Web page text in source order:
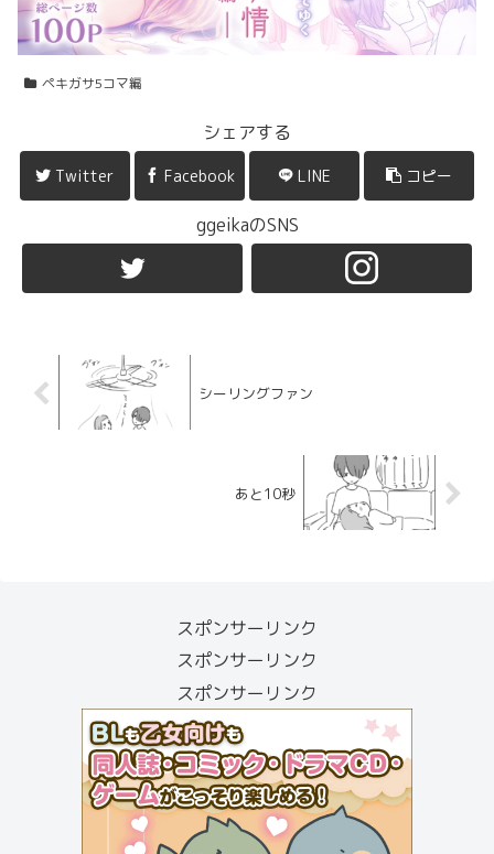
ペキガサ5コマ編
シェアする
Twitter Facebook LINE コピー
ggeikaのSNS
シーリングファン
あと10秒
スポンサーリンク
スポンサーリンク
スポンサーリンク